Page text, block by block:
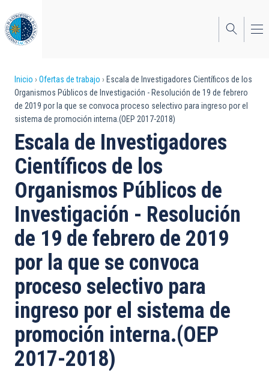
al
contenido
principal
Sobrescribir
enlaces
de
ayuda
a
la
navegación
Inicio Ofertas de trabajo
Escala de Investigadores Científicos de los
Organismos Públicos de Investigación - Resolución de 19 de febrero
de 2019 por la que se convoca proceso selectivo para ingreso por el
sistema de promoción interna.(OEP 2017-2018)
Escala de Investigadores
Científicos de los
Organismos Públicos de
Investigación - Resolución
de 19 de febrero de 2019
por la que se convoca
proceso selectivo para
ingreso por el sistema de
promoción interna.(OEP
2017-2018)